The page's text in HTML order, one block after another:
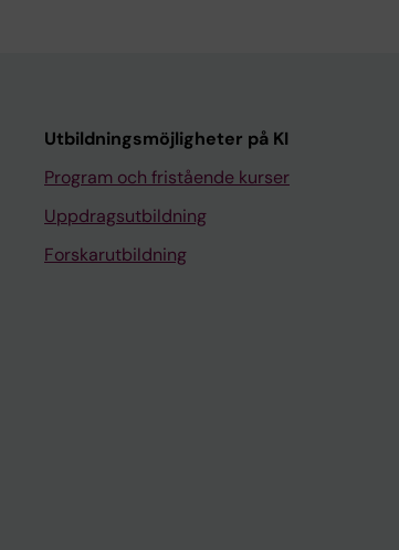
Utbildningsmöjligheter på KI
Program och fristående kurser
Uppdragsutbildning
Forskarutbildning